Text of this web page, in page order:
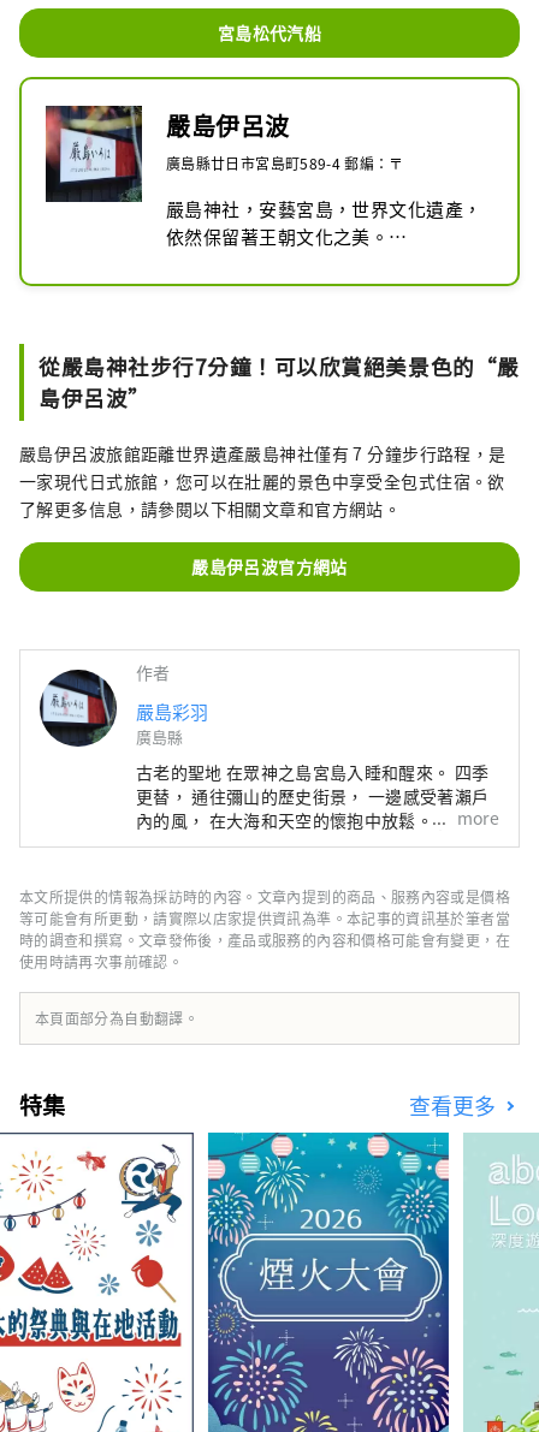
宮島松代汽船
嚴島伊呂波
廣島縣廿日市宮島町589-4 郵編：〒
嚴島神社，安藝宮島，世界文化遺產，
依然保留著王朝文化之美。
房、瀨戶內的美食、空中的溫泉、發自
館。請您在眾神島上度過一個寧靜而無
從嚴島神社步行7分鐘！可以欣賞絕美景色的“嚴
島伊呂波”
嚴島伊呂波旅館距離世界遺產嚴島神社僅有 7 分鐘步行路程，是
一家現代日式旅館，您可以在壯麗的景色中享受全包式住宿。欲
了解更多信息，請參閱以下相關文章和官方網站。
嚴島伊呂波官方網站
作者
嚴島彩羽
廣島縣
古老的聖地 在眾神之島宮島入睡和醒來。 四季
更替， 通往彌山的歷史街景， 一邊感受著瀨戶
內的風， 在大海和天空的懷抱中放鬆。 從記憶
深處磨礪你的感官 在嚴島伊呂波度過愉快的時
more
本文所提供的情報為採訪時的內容。文章內提到的商品、服務內容或是價格
等可能會有所更動，請實際以店家提供資訊為準。本記事的資訊基於筆者當
時的調查和撰寫。文章發佈後，產品或服務的內容和價格可能會有變更，在
使用時請再次事前確認。
本頁面部分為自動翻譯。
特集 查看更多